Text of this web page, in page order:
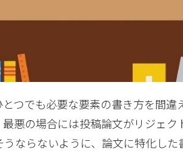
つでも必要な要素の書き方を間違
悪の場合には投稿論文がリジェク
ならないように、論文に特化した